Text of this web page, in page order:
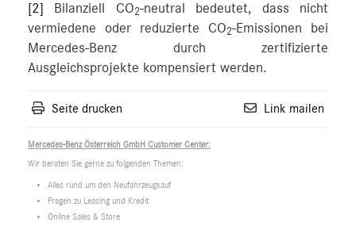
[2] Bilanziell CO2-neutral bedeutet, dass nicht
vermiedene oder reduzierte CO2-Emissionen bei
Mercedes-Benz durch zertifizierte
Ausgleichsprojekte kompensiert werden.
Seite drucken Link mailen
Mercedes-Benz Österreich GmbH Customer Center:
Wir beraten Sie gerne zu folgenden Themen:
Alles rund um den Neufahrzeugkauf
Fragen zu Leasing und Kredit
Online Sales & Store